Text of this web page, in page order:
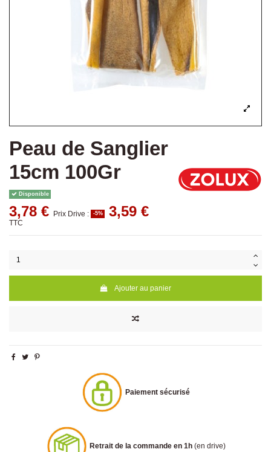
Peau de Sanglier
15cm 100Gr
Disponible
3,78 € Prix Drive : -5% 3,59 €
TTC
Ajouter au panier
Paiement sécurisé
Retrait de la commande en 1h (en drive)